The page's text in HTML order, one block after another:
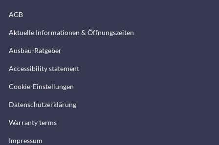
AGB
Aktuelle Informationen & Öffnungszeiten
Ausbau-Ratgeber
Accessibility statement
Cookie-Einstellungen
Datenschutzerklärung
Warranty terms
Impressum